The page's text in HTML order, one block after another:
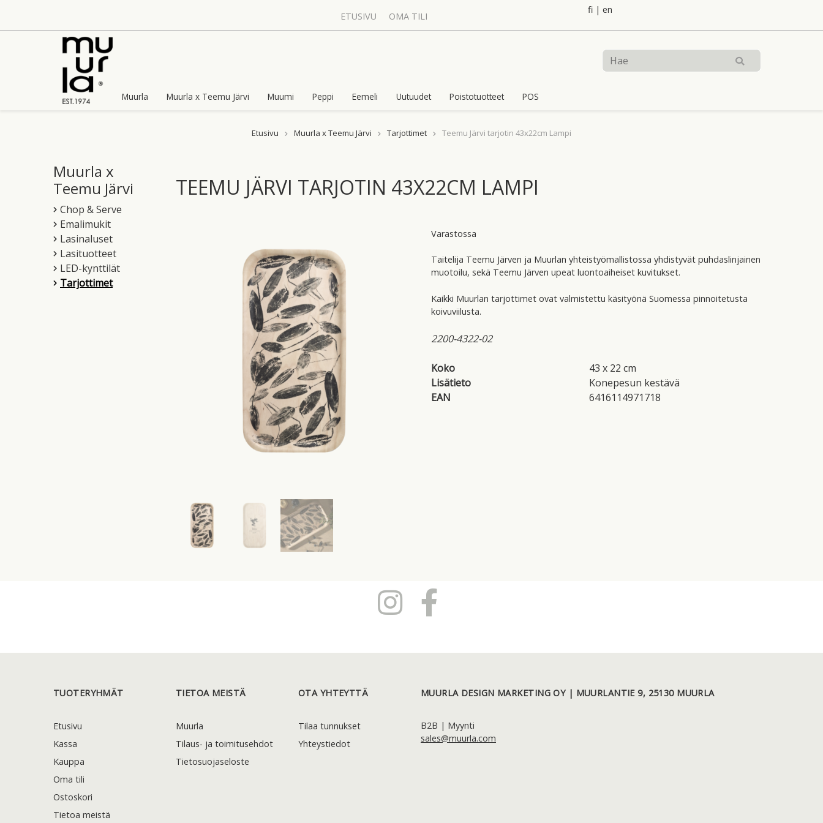
ETUSIVU OMA TILI
fi | en
Muurla Muurla x Teemu Järvi Muumi Peppi Eemeli Uutuudet Poistotuotteet POS
Etusivu Muurla x Teemu Järvi Tarjottimet Teemu Järvi tarjotin 43x22cm Lampi
Muurla x
Teemu Järvi
Chop & Serve
Emalimukit
Lasinaluset
Lasituotteet
LED-kynttilät
Tarjottimet
TEEMU JÄRVI TARJOTIN 43X22CM LAMPI
Varastossa
Taitelija Teemu Järven ja Muurlan yhteistyömallistossa yhdistyvät puhdaslinjainen
muotoilu, sekä Teemu Järven upeat luontoaiheiset kuvitukset.
Kaikki Muurlan tarjottimet ovat valmistettu käsityönä Suomessa pinnoitetusta
koivuviilusta.
2200-4322-02
Koko
43 x 22 cm
Lisätieto
Konepesun kestävä
EAN
6416114971718
TUOTERYHMÄT
Etusivu
Kassa
Kauppa
Oma tili
Ostoskori
Tietoa meistä
TIETOA MEISTÄ
Muurla
Tilaus- ja toimitusehdot
Tietosuojaseloste
OTA YHTEYTTÄ
Tilaa tunnukset
Yhteystiedot
MUURLA DESIGN MARKETING OY | MUURLANTIE 9, 25130 MUURLA
B2B | Myynti
sales@muurla.com